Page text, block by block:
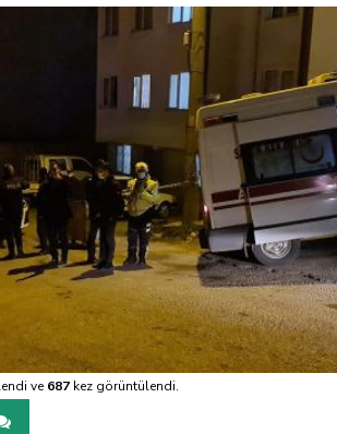
ve 687 kez görüntülendi.